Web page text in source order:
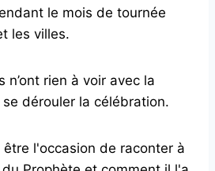
le mois de tournée
les villes.
n’ont rien à voir avec la
dérouler la célébration.
l'occasion de raconter à